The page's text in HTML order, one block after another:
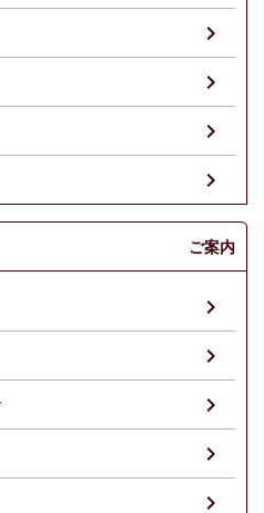
ご案内